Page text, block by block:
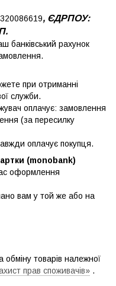
, ЄДРПОУ:
банківський рахунок
при отриманні
служби.
оплачує: замовлення
(за пересилку
оплачує покупця.
(monobank)
оформлення
вам у той же або на
товарів належної
прав споживачів» .